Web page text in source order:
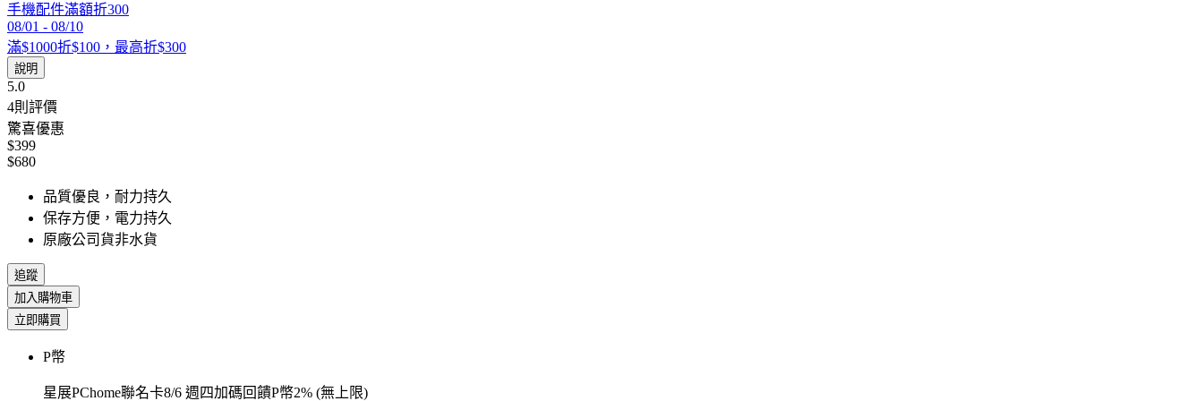
手機配件滿額折300
08/01 - 08/10
滿$1000折$100，最高折$300
說明
5.0
4則評價
驚喜優惠
$399
$680
品質優良，耐力持久
保存方便，電力持久
原廠公司貨非水貨
追蹤
加入購物車
立即購買
P幣
星展PChome聯名卡8/6 週四加碼回饋P幣2% (無上限)